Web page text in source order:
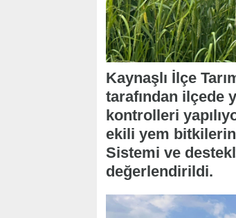
Kaynaşlı İlçe
tarafından ilçede
kontrolleri
ekili yem
Sistemi ve
değerlendirildi.